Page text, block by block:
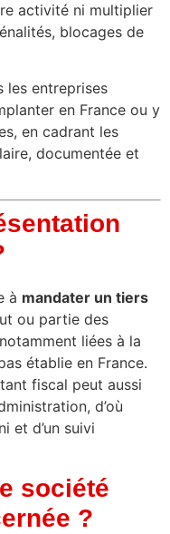
activité ni multiplier
blocages de
les entreprises
en France ou y
en cadrant les
documentée et
à mandater un tiers
ou partie des
liées à la
établie en France.
fiscal peut aussi
d’où
et d’un suivi
société
?